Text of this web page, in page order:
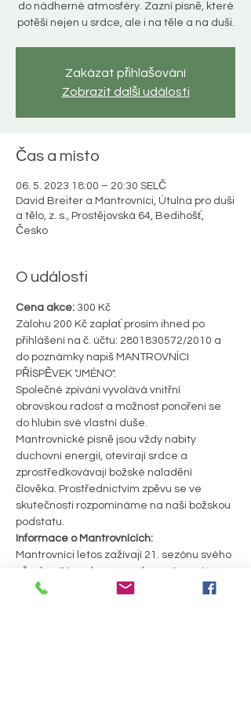
do nádherné atmosféry. Zazní písně, které
potěší nejen u srdce, ale i na těle a na duši.
Zakázat přihlašování
Zobrazit další události
Čas a místo
06. 5. 2023 18:00 – 20:30 SELČ
David Breiter a Mantrovníci, Útulna pro duši
a tělo, z. s., Prostějovská 64, Bedihošť,
Česko
O události
Cena akce: 300 Kč
Zálohu 200 Kč zaplať prosím ihned po
přihlášení na č. účtu: 2801830572/2010 a
do poznámky napiš MANTROVNÍCI
PŘÍSPĚVEK "JMÉNO".
Společné zpívání vyvolává vnitřní
obrovskou radost a možnost ponoření se
do hlubin své vlastní duše.
Mantrovnické písně jsou vždy nabity
duchovní energií, otevírají srdce a
zprostředkovávají božské naladění
člověka. Prostřednictvím zpěvu se ve
skutečnosti rozpomínáme na naši božskou
podstatu.
Informace o Mantrovnících:
Mantrovníci letos zažívají 21. sezónu svého
působení! Leaderem seskupení a autor
mnoha písní je David Breiter, který se svou